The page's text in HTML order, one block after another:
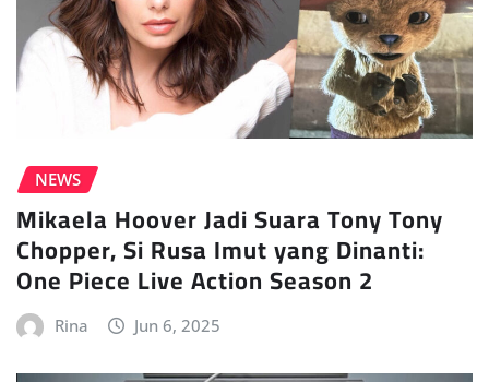
NEWS
Mikaela Hoover Jadi Suara Tony Tony
Chopper, Si Rusa Imut yang Dinanti:
One Piece Live Action Season 2
Rina Jun 6, 2025